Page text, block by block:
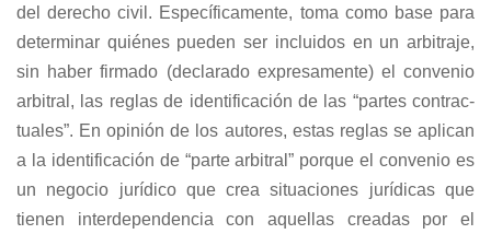
del derecho civil. Específicamente, toma como base para
determinar quiénes pueden ser incluidos en un arbitraje,
sin haber firmado (declarado expresamente) el convenio
arbitral, las reglas de identificación de las “partes contrac-
tuales”. En opinión de los autores, estas reglas se aplican
a la identificación de “parte arbitral” porque el convenio es
un negocio jurídico que crea situaciones jurídicas que
tienen interdependencia con aquellas creadas por el